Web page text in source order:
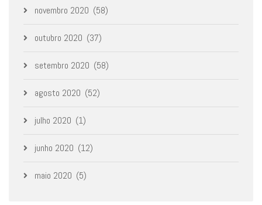
novembro 2020 (58)
outubro 2020 (37)
setembro 2020 (58)
agosto 2020 (52)
julho 2020 (1)
junho 2020 (12)
maio 2020 (5)